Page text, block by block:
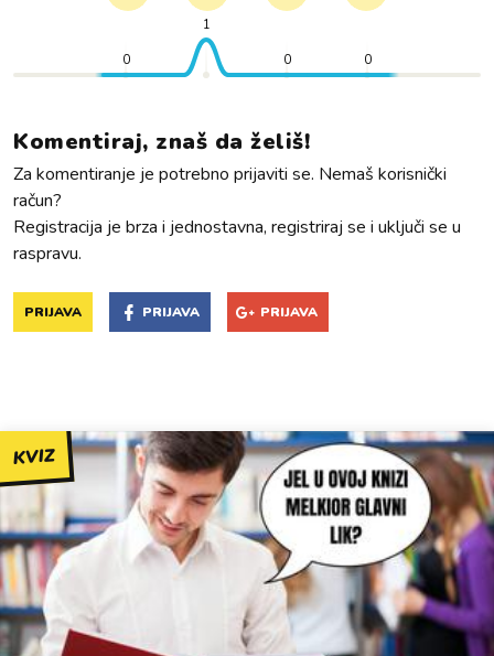
0
1
0 0
Komentiraj, znaš da želiš!
Za komentiranje je potrebno prijaviti se. Nemaš korisnički
račun?
Registracija je brza i jednostavna, registriraj se i uključi se u
raspravu.
PRIJAVA PRIJAVA PRIJAVA
KVIZ